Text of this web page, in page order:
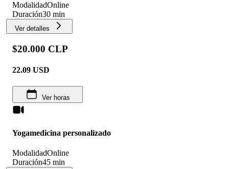
ModalidadOnline
Duración30 min
Ver detalles
$20.000 CLP
22.09 USD
Ver horas
Yogamedicina personalizado
ModalidadOnline
Duración45 min